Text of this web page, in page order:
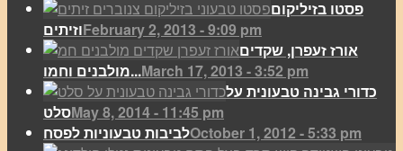
פסטו בזיליקום
וזיתיםFebruary 2, 2013 - 9:09 pm
אורז זעפרן, שקדים
מולבנים וחמו...March 17, 2013 - 3:52 pm
כדורי גבינה טבעונית על
סלטMay 8, 2014 - 11:45 pm
לביבות טבעוניות לפסחOctober 1, 2012 - 5:33 pm